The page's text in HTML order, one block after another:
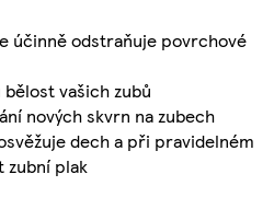
účinně odstraňuje povrchové
vašich zubů
nových skvrn na zubech
dech a při pravidelném
zubní plak